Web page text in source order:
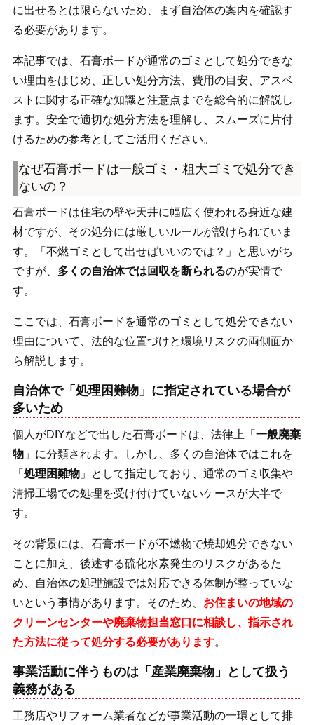
に出せるとは限らないため、まず自治体の案内を確認す
る必要があります。
本記事では、石膏ボードが通常のゴミとして処分できな
い理由をはじめ、正しい処分方法、費用の目安、アスベ
ストに関する正確な知識と注意点までを総合的に解説し
ます。安全で適切な処分方法を理解し、スムーズに片付
けるための参考としてご活用ください。
なぜ石膏ボードは一般ゴミ・粗大ゴミで処分でき
ないの？
石膏ボードは住宅の壁や天井に幅広く使われる身近な建
材ですが、その処分には厳しいルールが設けられていま
す。「不燃ゴミとして出せばいいのでは？」と思いがち
ですが、 多くの自治体では回収を断られるのが実情で
す。
ここでは、石膏ボードを通常のゴミとして処分できない
理由について、法的な位置づけと環境リスクの両側面か
ら解説します。
自治体で「処理困難物」に指定されている場合が
多いため
個人がDIYなどで出した石膏ボードは、法律上「 一般廃棄
物」に分類されます。しかし、多くの自治体ではこれを
「 処理困難物」として指定しており、通常のゴミ収集や
清掃工場での処理を受け付けていないケースが大半で
す。
その背景には、石膏ボードが不燃物で焼却処分できない
ことに加え、後述する硫化水素発生のリスクがあるた
め、自治体の処理施設では対応できる体制が整っていな
いという事情があります。そのため、 お住まいの地域の
クリーンセンターや廃棄物担当窓口に相談し、指示され
た方法に従って処分する必要があります。
事業活動に伴うものは「産業廃棄物」として扱う
義務がある
工務店やリフォーム業者などが事業活動の一環として排